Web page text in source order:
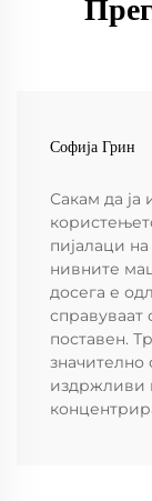
Софија Грин
Сакам да ја
пијалаци
нивните
досега е
справуваат
поставен.
значително
издржливи